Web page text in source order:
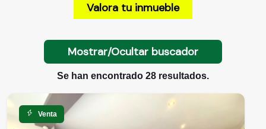
Valora tu inmueble
Mostrar/Ocultar buscador
Se han encontrado 28 resultados.
Venta